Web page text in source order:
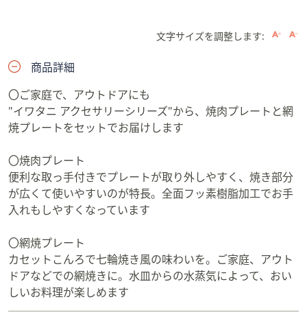
文字サイズを調整します:
商品詳細
〇ご家庭で、アウトドアにも
"イワタニ アクセサリーシリーズ"から、焼肉プレートと網
焼プレートをセットでお届けします
〇焼肉プレート
便利な取っ手付きでプレートが取り外しやすく、焼き部分
が広くて使いやすいのが特長。全面フッ素樹脂加工でお手
入れもしやすくなっています
〇網焼プレート
カセットこんろで七輪焼き風の味わいを。ご家庭、アウト
ドアなどでの網焼きに。水皿からの水蒸気によって、おい
しいお料理が楽しめます